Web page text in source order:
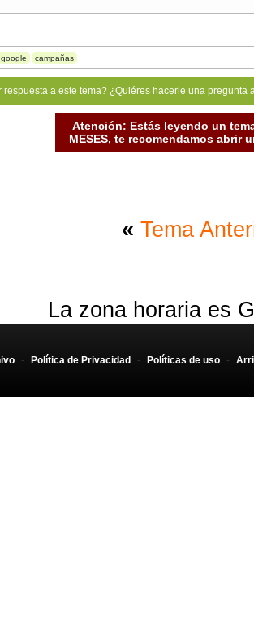
google campañas
respuesta a este tema? ¿Quiéres hacerle una
Atención: Estás leyendo un
MESES, te recomendamos abrir
« Tema
La zona horaria es
- Política de Privacidad - Políticas de uso -